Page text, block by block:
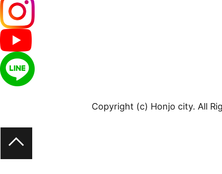
Copyright (c) Honjo city. All